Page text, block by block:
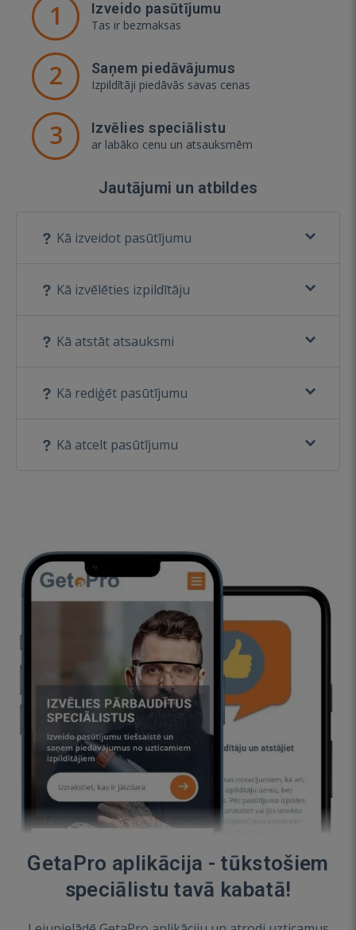
1 Izveido pasūtījumu
Tas ir bezmaksas
2 Saņem piedāvājumus
Izpildītāji piedāvās savas cenas
3 Izvēlies speciālistu
ar labāko cenu un atsauksmēm
Jautājumi un atbildes
Kā izveidot pasūtījumu
Kā izvēlēties izpildītāju
Kā atstāt atsauksmi
Kā rediģēt pasūtījumu
Kā atcelt pasūtījumu
GetaPro aplikācija - tūkstošiem
speciālistu tavā kabatā!